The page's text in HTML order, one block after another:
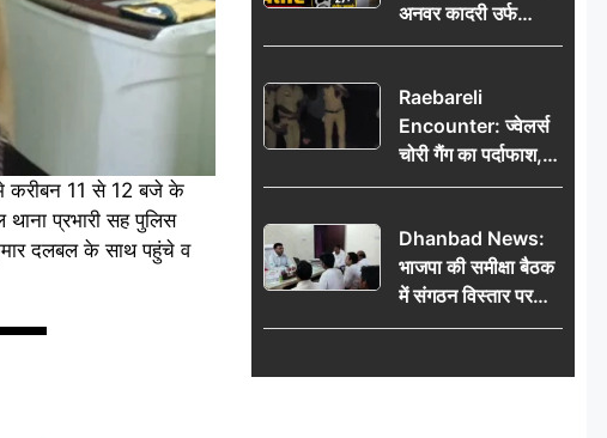
करीबन 11 से 12 बजे के
प्रभारी सह पुलिस
दलबल के साथ पहुंचे व
संस्कार कर दीजिए हम
नहीं आ पाएंगे
अनवर कादरी उर्फ
‘डकैत’ गिरफ्तार, इंदौर
Raebareli
Encounter: ज्वेलर्स
चोरी गैंग का पर्दाफाश,
पुलिस मुठभेड़ में दो
किलो चांदी बरामद
Dhanbad News:
भाजपा की समीक्षा बैठक
में संगठन विस्तार पर
मंथन, बीडीओ से
जनसमस्याओं का विवरण